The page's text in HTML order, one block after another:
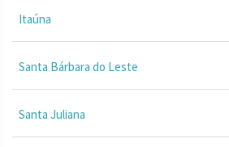
Itaúna
Santa Bárbara do Leste
Santa Juliana